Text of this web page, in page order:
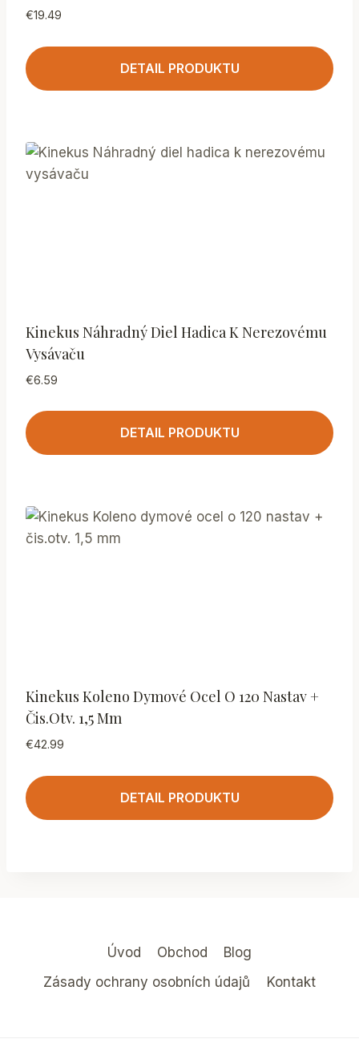
€19.49
DETAIL PRODUKTU
Kinekus Náhradný Diel Hadica K Nerezovému
Vysávaču
€6.59
DETAIL PRODUKTU
Kinekus Koleno Dymové Ocel O 120 Nastav +
Čis.otv. 1,5 Mm
€42.99
DETAIL PRODUKTU
Úvod Obchod
Blog
Zásady ochrany osobních údajů
Kontakt